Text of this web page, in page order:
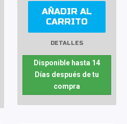
AÑADIR AL
CARRITO
DETALLES
Disponible hasta 14
Días después de tu
compra